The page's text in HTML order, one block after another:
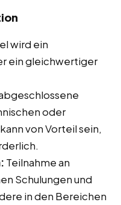
wird ein
ein gleichwertiger
oder
von Vorteil sein,
Teilnahme an
Schulungen und
in den Bereichen